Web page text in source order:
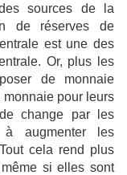
sources de la
de réserves de
est une des
Or, plus les
de monnaie
pour leurs
change par les
à augmenter les
cela rend plus
si elles sont